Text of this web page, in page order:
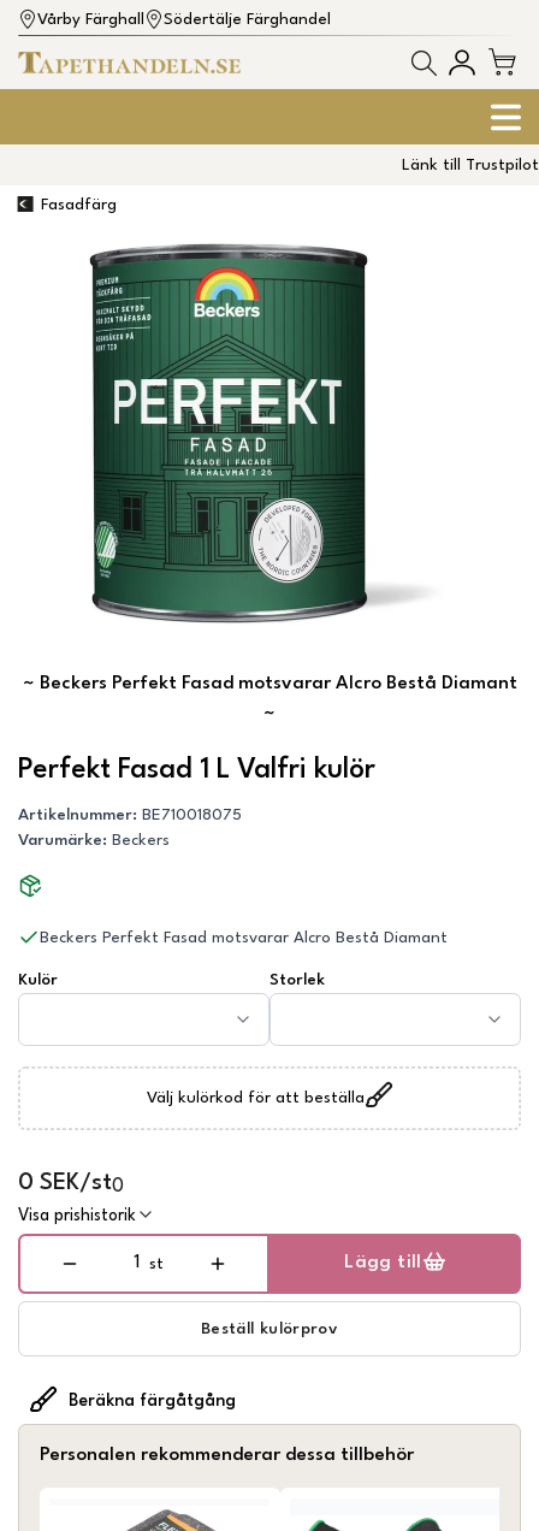
Vårby Färghall Södertälje Färghandel
Länk till Trustpilot
Fasadfärg
~ Beckers Perfekt Fasad motsvarar Alcro Bestå Diamant
~
Perfekt Fasad 1 L Valfri kulör
Artikelnummer: BE710018075
Varumärke: Beckers
Beckers Perfekt Fasad motsvarar Alcro Bestå Diamant
Kulör Storlek
Välj kulörkod för att beställa
0 SEK/st0
Visa prishistorik
st Lägg till
Beställ kulörprov
Beräkna färgåtgång
Personalen rekommenderar dessa tillbehör